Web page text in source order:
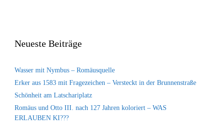
Neueste Beiträge
Wasser mit Nymbus – Romäusquelle
Erker aus 1583 mit Fragezeichen – Versteckt in der Brunnenstraße
Schönheit am Latschariplatz
Romäus und Otto III. nach 127 Jahren koloriert – WAS
ERLAUBEN KI???